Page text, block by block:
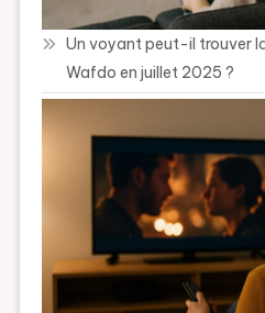
Un voyant peut-il trouver
Wafdo en juillet 2025 ?